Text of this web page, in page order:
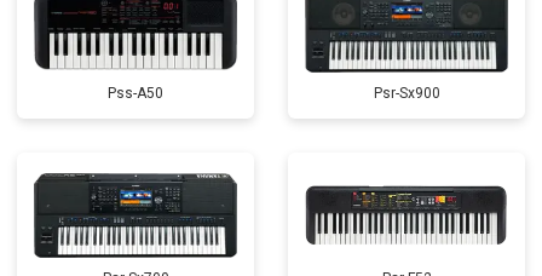
Pss-A50 Psr-Sx900